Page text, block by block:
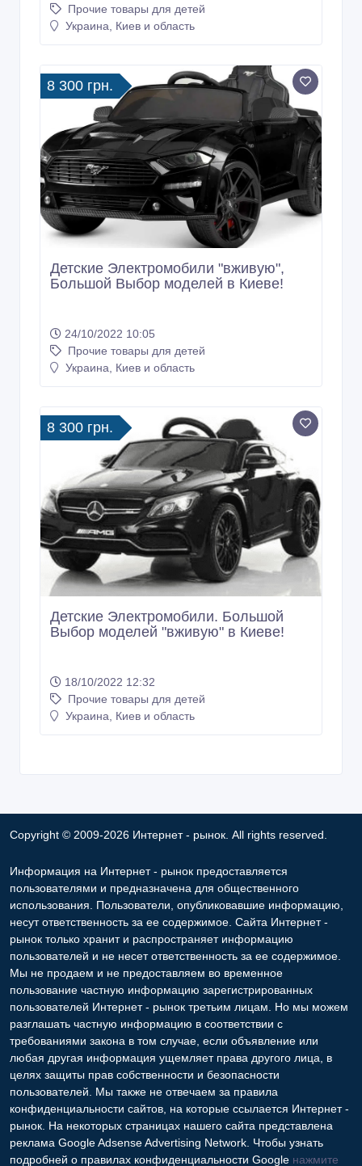
Прочие товары для детей
Украина, Киев и область
8 300 грн.
Детские Электромобили "вживую",
Большой Выбор моделей в Киеве!
24/10/2022 10:05
Прочие товары для детей
Украина, Киев и область
8 300 грн.
Детские Электромобили. Большой
Выбор моделей "вживую" в Киеве!
18/10/2022 12:32
Прочие товары для детей
Украина, Киев и область
Copyright © 2009-2026 Интернет - рынок. All rights reserved.
Информация на Интернет - рынок предоставляется
пользователями и предназначена для общественного
использования. Пользователи, опубликовавшие информацию,
несут ответственность за ее содержимое. Сайта Интернет -
рынок только хранит и распространяет информацию
пользователей и не несет ответственность за ее содержимое.
Мы не продаем и не предоставляем во временное
пользование частную информацию зарегистрированных
пользователей Интернет - рынок третьим лицам. Но мы можем
разглашать частную информацию в соответствии с
требованиями закона в том случае, если объявление или
любая другая информация ущемляет права другого лица, в
целях защиты прав собственности и безопасности
пользователей. Мы также не отвечаем за правила
конфиденциальности сайтов, на которые ссылается Интернет -
рынок. На некоторых страницах нашего сайта представлена
реклама Google Adsense Advertising Network. Чтобы узнать
подробней о правилах конфиденциальности Google нажмите